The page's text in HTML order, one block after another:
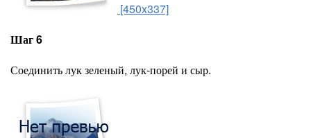
[450x337]
Шаг 6
Соединить лук зеленый, лук-порей и сыр.